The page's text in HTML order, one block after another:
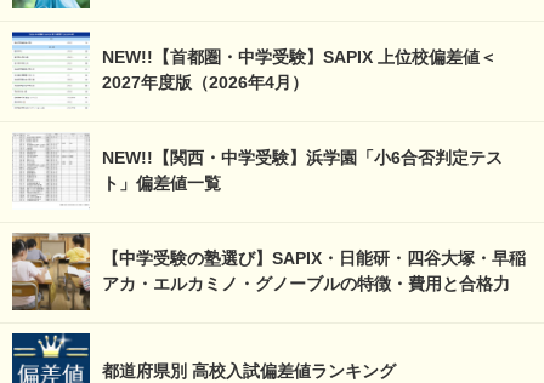
NEW!!【首都圏・中学受験】SAPIX 上位校偏差値＜
2027年度版（2026年4月）
NEW!!【関西・中学受験】浜学園「小6合否判定テス
ト」偏差値一覧
【中学受験の塾選び】SAPIX・日能研・四谷大塚・早稲
アカ・エルカミノ・グノーブルの特徴・費用と合格力
都道府県別 高校入試偏差値ランキング